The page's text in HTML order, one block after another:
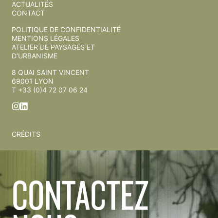
ACTUALITÉS
CONTACT
POLITIQUE DE CONFIDENTIALITÉ
MENTIONS LÉGALES
ATELIER DE PAYSAGES ET
D’URBANISME
8 QUAI SAINT VINCENT
69001 LYON
T +33 (0)4 72 07 06 24
CRÉDITS
CONTACTEZ